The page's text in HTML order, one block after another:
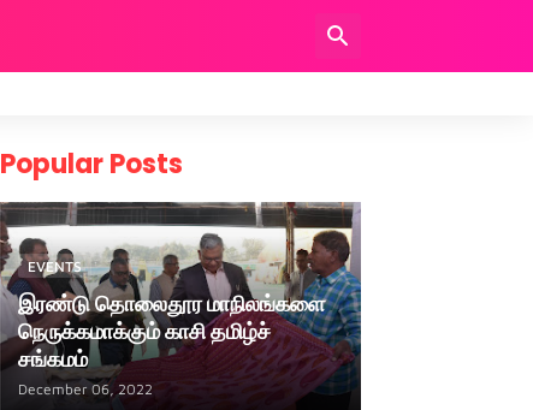
Popular Posts
EVENTS
இரண்டு தொலைதூர மாநிலங்களை
நெருக்கமாக்கும் காசி தமிழ்ச்
சங்கமம்
December 06, 2022